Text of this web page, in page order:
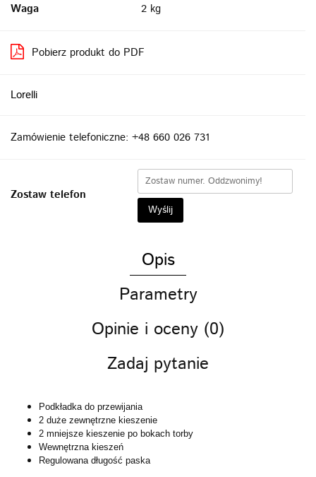
Waga
2 kg
Pobierz produkt do PDF
Lorelli
Zamówienie telefoniczne: +48 660 026 731
Zostaw telefon
Wyślij
Opis
Parametry
Opinie i oceny (0)
Zadaj pytanie
Podkładka do przewijania
2 duże zewnętrzne kieszenie
2 mniejsze kieszenie po bokach torby
Wewnętrzna kieszeń
Regulowana długość paska